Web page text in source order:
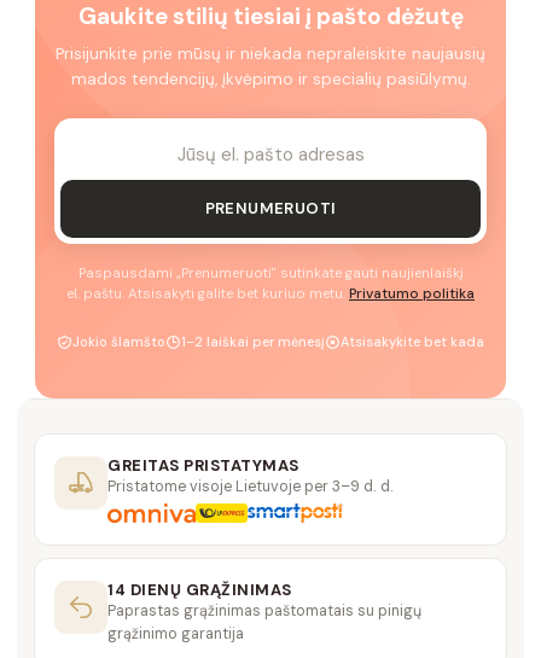
Gaukite stilių tiesiai į pašto dėžutę
Prisijunkite prie mūsų ir niekada nepraleiskite naujausių
mados tendencijų, įkvėpimo ir specialių pasiūlymų.
PRENUMERUOTI
Paspausdami „Prenumeruoti" sutinkate gauti naujienlaiškį
el. paštu. Atsisakyti galite bet kuriuo metu. Privatumo politika
Jokio šlamšto 1–2 laiškai per mėnesį Atsisakykite bet kada
GREITAS PRISTATYMAS
Pristatome visoje Lietuvoje per 3–9 d. d.
14 DIENŲ GRĄŽINIMAS
Paprastas grąžinimas paštomatais su pinigų
grąžinimo garantija